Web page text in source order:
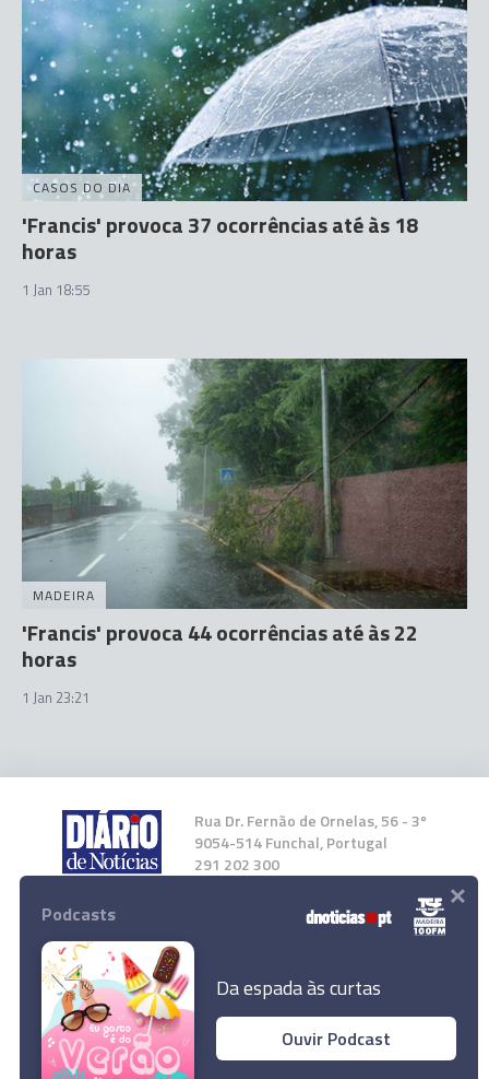
CASOS DO DIA
'Francis' provoca 37 ocorrências até às 18
horas
1 Jan 18:55
MADEIRA
'Francis' provoca 44 ocorrências até às 22
horas
1 Jan 23:21
Rua Dr. Fernão de Ornelas, 56 - 3º
9054-514 Funchal, Portugal
291 202 300
Instale a nossa App
© 2026 Empresa Diário de Notícias, Lda.
Podcasts
Da espada às curtas
Ouvir Podcast
×